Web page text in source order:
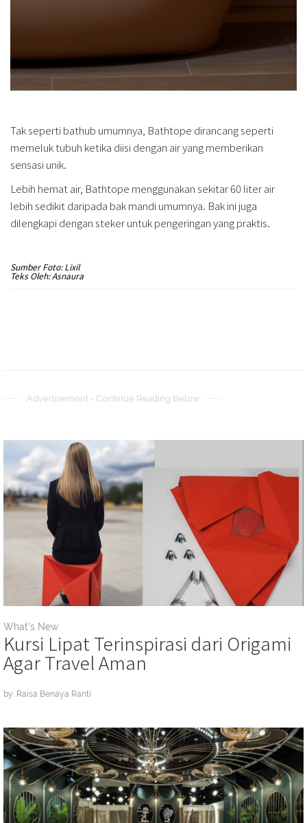
Tak seperti bathub umumnya, Bathtope dirancang seperti
memeluk tubuh ketika diisi dengan air yang memberikan
sensasi unik.
Lebih hemat air, Bathtope menggunakan sekitar 60 liter air
lebih sedikit daripada bak mandi umumnya. Bak ini juga
dilengkapi dengan steker untuk pengeringan yang praktis.
Sumber Foto: Lixil
Teks Oleh: Asnaura
Advertisement - Continue Reading Below
What's New
Kursi Lipat Terinspirasi dari Origami
Agar Travel Aman
by: Raisa Benaya Ranti